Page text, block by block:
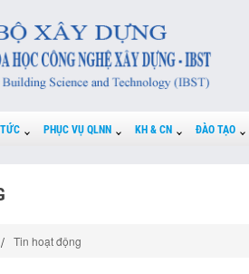
PHỤC VỤ QLNN KH & CN ĐÀO TẠO
Tin hoạt động